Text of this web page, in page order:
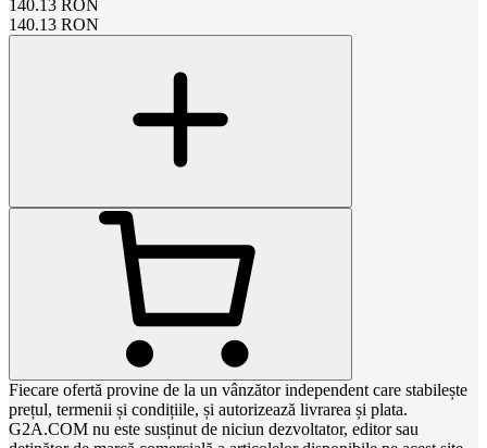
140.13 RON
140.13 RON
Fiecare ofertă provine de la un vânzător independent care stabilește
prețul, termenii și condițiile, și autorizează livrarea și plata.
G2A.COM nu este susținut de niciun dezvoltator, editor sau